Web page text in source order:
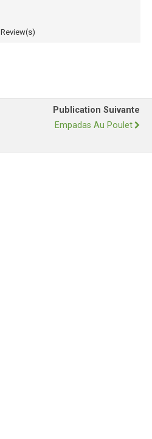
Review(s)
Publication Suivante
Empadas Au Poulet